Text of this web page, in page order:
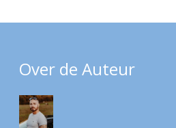
Over de Auteur